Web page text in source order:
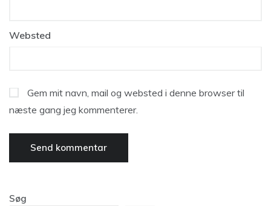
Websted
Gem mit navn, mail og websted i denne browser til
næste gang jeg kommenterer.
Søg